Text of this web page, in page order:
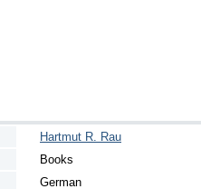
Hartmut R. Rau
Books
German